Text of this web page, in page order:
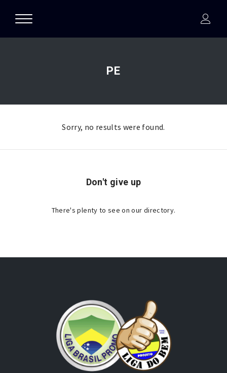
PE
Sorry, no results were found.
Don't give up
There's plenty to see on our directory.